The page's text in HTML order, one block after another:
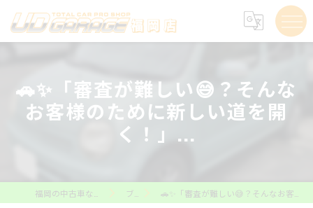
🚗✨「審査が難しい😅？そんな
お客様のために新しい道を開
く！」...
ブログ 🚗✨「審査が難しい😅？そんなお客様のために新しい道を開く！」...